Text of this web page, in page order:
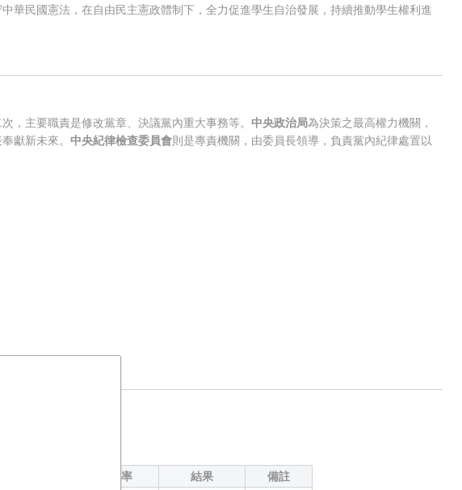
華民國憲法，在自由民主憲政體制下，全力促進學生自治發展，持續推動學生權利進
，主要職責是修改黨章、決議黨內重大事務等。 中央政治局為決策之最高權力機關，
獻新未來。 中央紀律檢查委員會則是專責機關，由委員長領導，負責黨內紀律處置以
得票率 結果 備註